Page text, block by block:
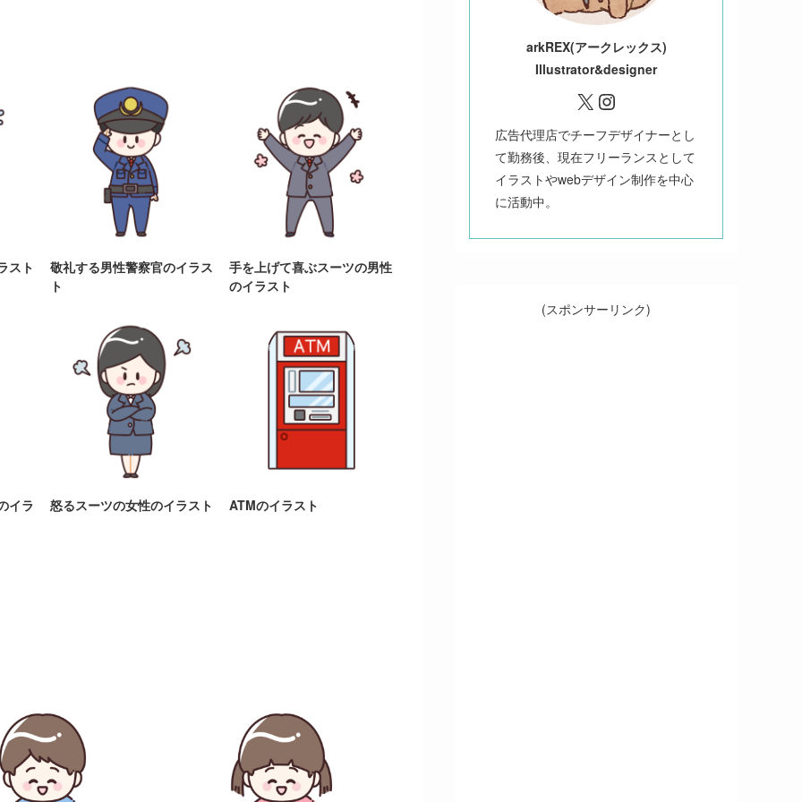
スト
敬礼する男性警察官のイラス
ト
手を上げて喜ぶスーツの男性
のイラスト
イラ 怒るスーツの女性のイラスト ATMのイラスト
arkREX(アークレックス)
Illustrator&designer
X Instagram
広告代理店でチーフデザイナーとし
て勤務後、現在フリーランスとして
イラストやwebデザイン制作を中心
に活動中。
(スポンサーリンク)